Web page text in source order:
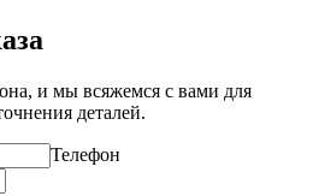
и мы всяжемся с вами для
деталей.
Телефон